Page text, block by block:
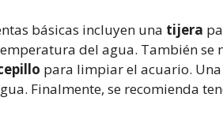
básicas incluyen una tijera
del agua. También se
para limpiar el acuario. Una
Finalmente, se recomienda